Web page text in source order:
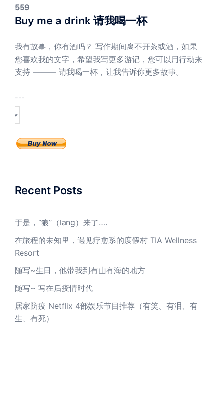
559
Buy me a drink 请我喝一杯
我有故事，你有酒吗？ 写作期间离不开茶或酒，如果
您喜欢我的文字，希望我写更多游记，您可以用行动来
支持 ——— 请我喝一杯，让我告诉你更多故事。
---
Recent Posts
于是，“狼”（lang）来了….
在旅程的未知里，遇见疗愈系的度假村 TIA Wellness
Resort
随写~生日，他带我到有山有海的地方
随写~ 写在后疫情时代
居家防疫 Netflix 4部娱乐节目推荐（有笑、有泪、有
生、有死）